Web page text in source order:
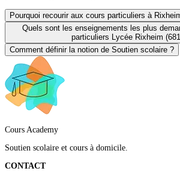
Pourquoi recourir aux cours particuliers à
Quels sont les enseignements les plus
particuliers Lycée Rixheim
Comment définir la notion de Soutien scolaire ?
Cours Academy
Soutien scolaire et cours à domicile.
CONTACT